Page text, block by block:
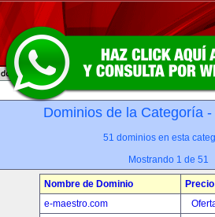
Dominios de la Categoría -
51 dominios en esta
Mostrando 1 de 51
Nombre de Dominio
Precio
e-maestro.com